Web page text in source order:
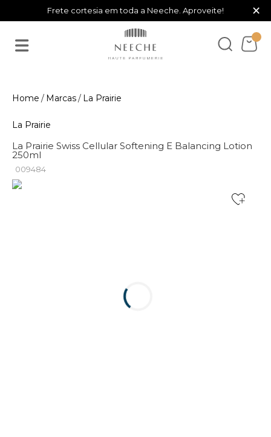
Frete cortesia em toda a Neeche. Aproveite! ×
Marcas La Prairie
La Prairie
La Prairie Swiss Cellular Softening E Balancing Lotion
250ml
009484